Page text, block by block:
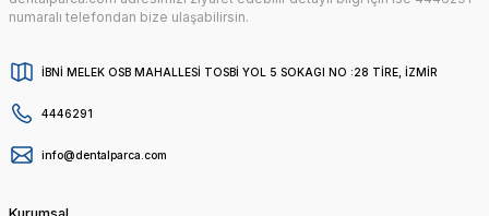
numaralı telefondan bize ulaşabilirsin.
İBNİ MELEK OSB MAHALLESİ TOSBİ YOL 5 SOKAGI NO :28 TİRE, İZMİR
4446291
info@dentalparca.com